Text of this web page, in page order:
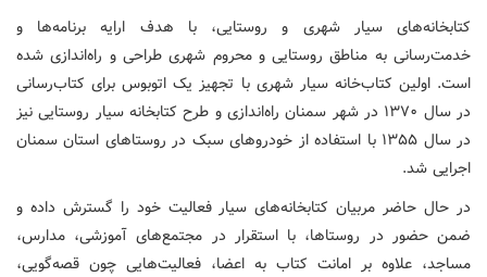
کتابخانه‌های سیار شهری و روستایی، با هدف ارایه برنامه‌ها و
خدمت‌رسانی به مناطق روستایی و محروم شهری طراحی و راه‌اندازی شده
است. اولین کتاب‌خانه سیار شهری با تجهیز یک اتوبوس برای کتاب‌رسانی
در سال ۱۳۷۰ در شهر سمنان راه‌اندازی و طرح کتابخانه سیار روستایی نیز
در سال ۱۳۵۵ با استفاده از خودروهای سبک در روستاهای استان سمنان
اجرایی شد.
در حال حاضر مربیان کتابخانه‌های سیار فعالیت خود را گسترش داده و
ضمن حضور در روستاها، با استقرار در مجتمع‌های آموزشی، مدارس،
مساجد، علاوه بر امانت کتاب به اعضا، فعالیت‌هایی چون قصه‌گویی،